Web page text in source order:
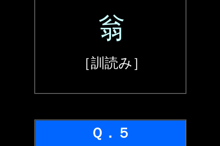
翁
［訓読み］
Ｑ．５